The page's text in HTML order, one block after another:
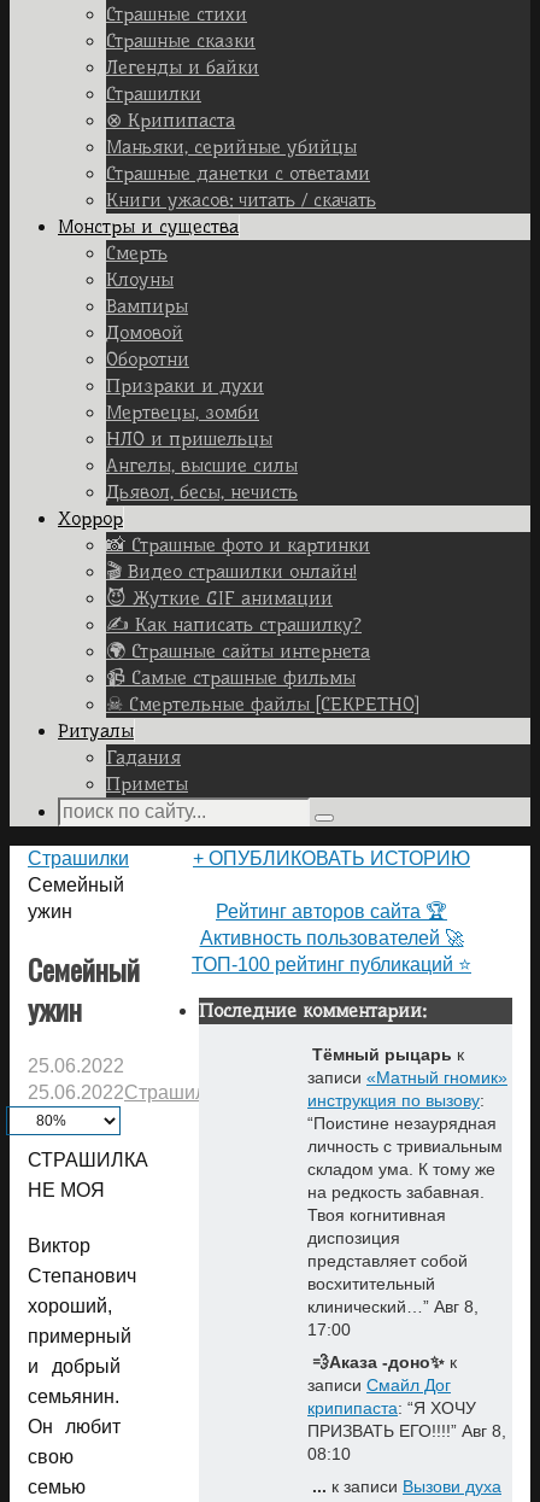
Страшные стихи
Страшные сказки
Легенды и байки
Страшилки
⊗ Крипипаста
Маньяки, серийные убийцы
Страшные данетки с ответами
Книги ужасов: читать / скачать
Монстры и существа
Смерть
Клоуны
Вампиры
Домовой
Оборотни
Призраки и духи
Мертвецы, зомби
НЛО и пришельцы
Ангелы, высшие силы
Дьявол, бесы, нечисть
Хоррор
📸 Страшные фото и картинки
🎬 Видео страшилки онлайн!
😈 Жуткие GIF анимации
✍ Как написать страшилку?
🌍 Страшные сайты интернета
📹 Самые страшные фильмы
☠ Смертельные файлы [СЕКРЕТНО]
Ритуалы
Гадания
Приметы
Search
Search
Home
Страшилки
Семейный
ужин
Семейный
ужин
25.06.2022
25.06.2022Страшилки
СТРАШИЛКА
НЕ МОЯ
Виктор
Степанович
хороший,
примерный
и добрый
семьянин.
Он любит
свою
семью
+ ОПУБЛИКОВАТЬ ИСТОРИЮ
Рейтинг авторов сайта 🏆
Активность пользователей 🚀
ТОП-100 рейтинг публикаций ⭐
Последние комментарии:
Тёмный рыцарь к
записи «Матный гномик»
инструкция по вызову:
“Поистине незаурядная
личность с тривиальным
складом ума. К тому же
на редкость забавная.
Твоя когнитивная
диспозиция
представляет собой
восхитительный
клинический… ” Авг 8,
17:00
💨Аказа -доно✨ к
записи Смайл Дог
крипипаста: “Я ХОЧУ
ПРИЗВАТЬ ЕГО!!!!” Авг 8,
08:10
... к записи Вызови духа